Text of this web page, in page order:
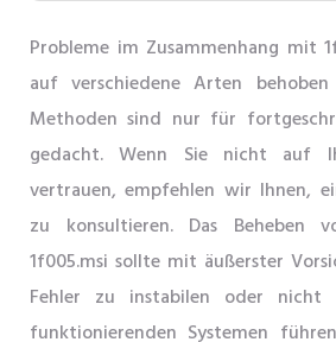
Probleme im Zusammenhang mit
auf verschiedene Arten
Methoden sind nur für
gedacht. Wenn Sie nicht auf
vertrauen, empfehlen wir Ihnen,
zu konsultieren. Das Beheben
1f005.msi sollte mit äußerster
Fehler zu instabilen oder nicht
funktionierenden Systemen